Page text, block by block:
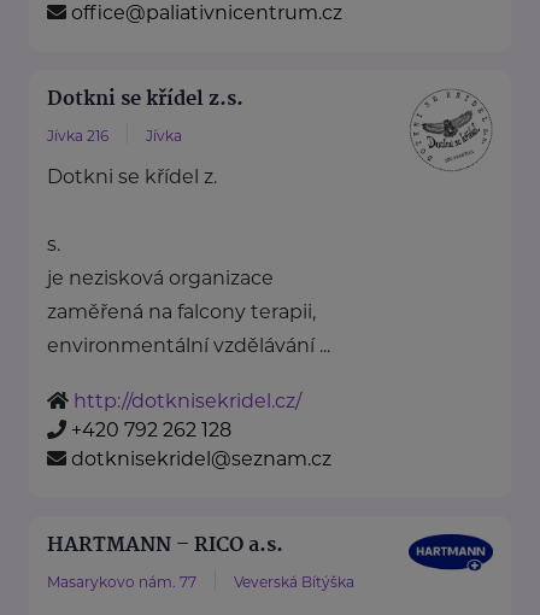
office@paliativnicentrum.cz
Dotkni se křídel z.s.
Jívka 216 Jívka
Dotkni se křídel z.
s.
je nezisková organizace
zaměřená na falcony terapii,
environmentální vzdělávání ...
http://dotknisekridel.cz/
+420 792 262 128
dotknisekridel@seznam.cz
HARTMANN – RICO a.s.
Masarykovo nám. 77 Veverská Bítýška